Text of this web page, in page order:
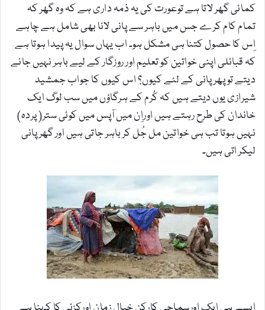
کمائی گھر لاتا ہے توعورت کی یہ ذمہ داری ہے کہ وہ گھر کہ
تمام کام کرے جس میں باہر سے پانی لانا بھی شامل ہے چاہے
اِس کا حصول کتنا ہی مشکل ہو۔ اب یہاں سوال یہ پیدا ہوتا ہے
کہ قبائلی اپنی خواتین کو تعلیم اور روزگار کے لیے باہر نہیں جانے
دیتے تو پھر پانی کے لئے کیوں؟ اس کیوں کا جواب جمشید
شیرازی یوں دیتے ہیں کہ کُرم کے ہرگاؤں میں سب لوگ ایک
خاندان کی طرح رہتے ہیں اوراِن میں آپس میں کوئی ستر( پردہ)
نہیں ہوتا تب ہی خواتین مل جُل کر باہر جاتی ہیں اور گھر پانی
لیکر اتی ہیں۔